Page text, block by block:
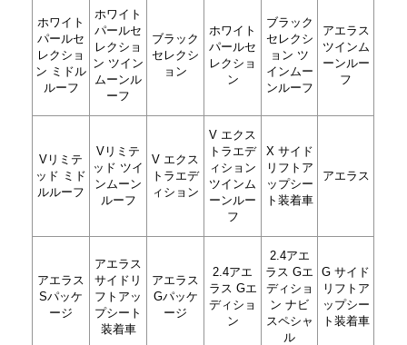
ホワイト
パールセ
レクショ
ン ミドル
ルーフ
ホワイト
パールセ
レクショ
ン ツイン
ムーンル
ーフ
ブラック
セレクシ
ョン
ホワイト
パールセ
レクショ
ン
ブラック
セレクシ
ョン ツ
インムー
ンルーフ
アエラス
ツインム
ーンルー
フ
Vリミテ
ッド ミド
ルルーフ
Vリミテ
ッド ツイ
ンムーン
ルーフ
V エクス
トラエデ
ィション
V エクス
トラエデ
ィション
ツインム
ーンルー
フ
X サイド
リフトア
ップシー
ト装着車
アエラス
アエラス
Sパッケ
ージ
アエラス
サイドリ
フトアッ
プシート
装着車
アエラス
Gパッケ
ージ
2.4アエ
ラス Gエ
ディショ
ン
2.4アエ
ラス Gエ
ディショ
ン ナビ
スペシャ
ル
G サイド
リフトア
ップシー
ト装着車